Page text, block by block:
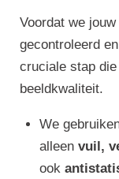
Voordat we
gecontroleerd
cruciale stap
beeldkwaliteit.
We
alleen vuil,
ook